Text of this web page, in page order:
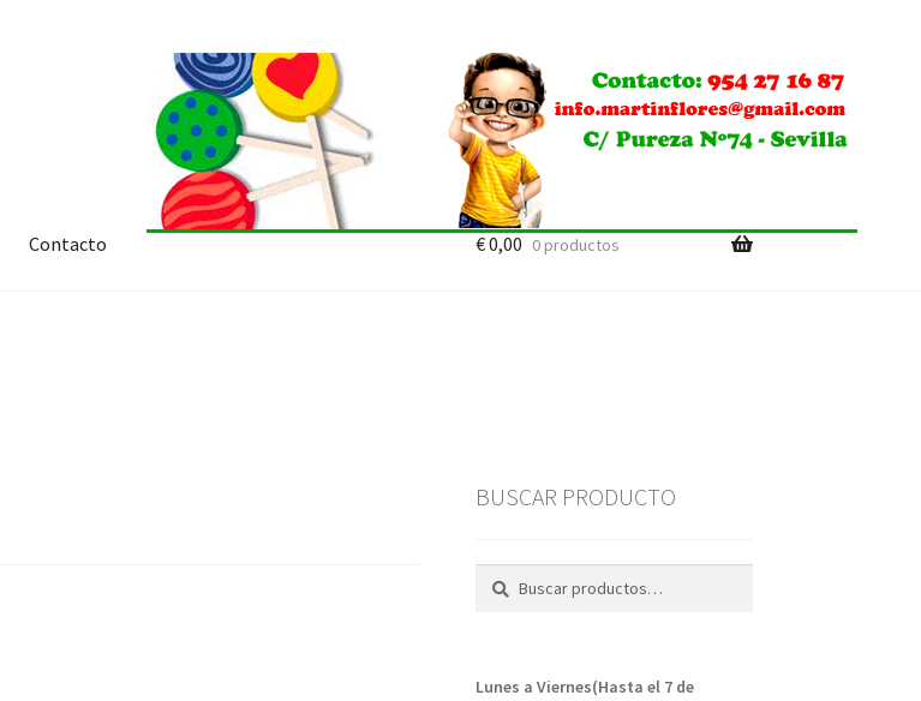
Contacto €0,00 0 productos
BUSCAR PRODUCTO
Buscar
Buscar
Lunes a Viernes(Hasta el 7 de